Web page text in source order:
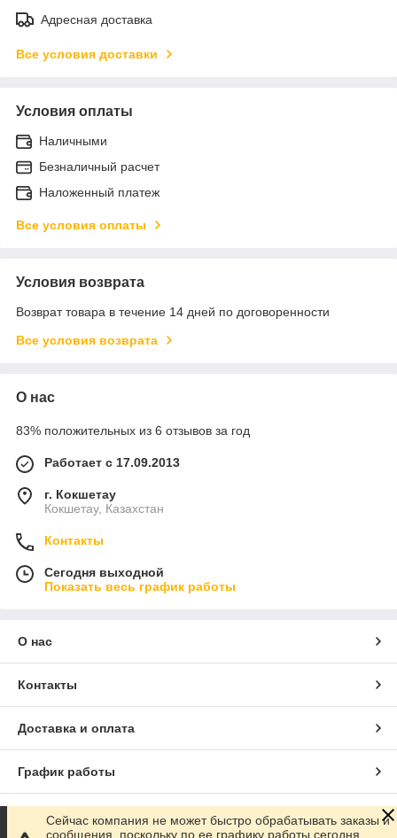
Адресная доставка
Все условия доставки
Условия оплаты
Наличными
Безналичный расчет
Наложенный платеж
Все условия оплаты
Условия возврата
Возврат товара в течение 14 дней по договоренности
Все условия возврата
О нас
83% положительных из 6 отзывов за год
Работает с 17.09.2013
г. Кокшетау
Кокшетау, Казахстан
Контакты
Сегодня выходной
Показать весь график работы
О нас
Контакты
Доставка и оплата
График работы
Полная версия сайта
Сейчас компания не может быстро обрабатывать заказы и
сообщения, поскольку по ее графику работы сегодня